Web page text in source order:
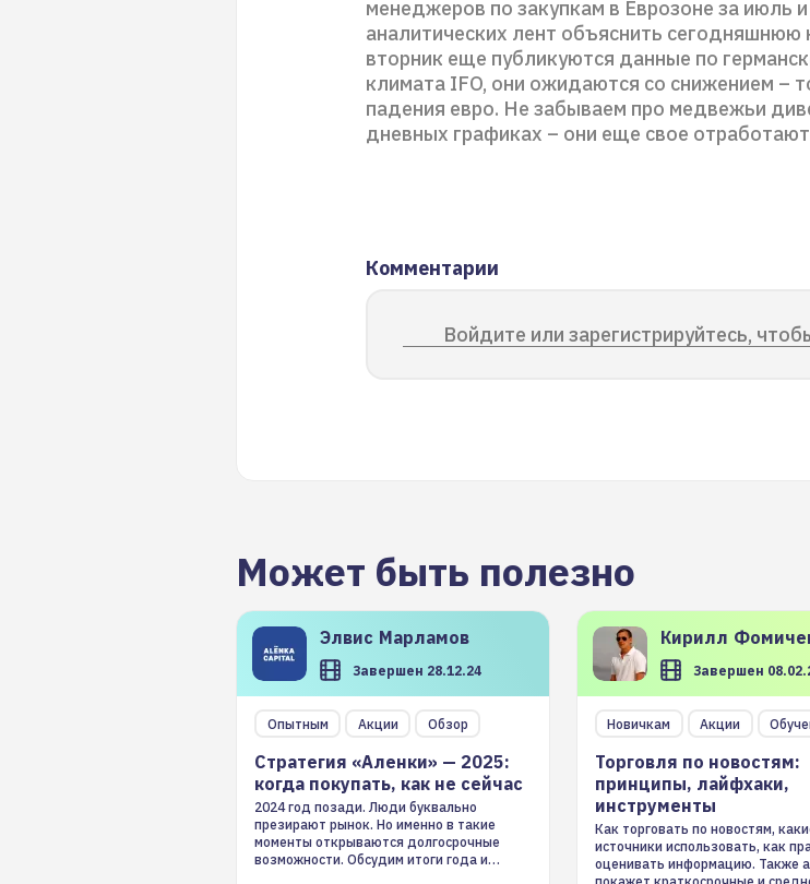
менеджеров по закупкам в Еврозоне за июль
аналитических лент объяснить сегодняшнюю
вторник еще публикуются данные по
климата IFO, они ожидаются со снижением –
падения евро. Не забываем про медвежьи
дневных графиках – они еще свое
Комментарии
Войдите или зарегистрируйтесь,
Может быть полезно
Элвис Марламов
Завершен 28.12.24
Опытным Акции Обзор
Стратегия «Аленки» — 2025:
когда покупать, как не сейчас
2024 год позади. Люди буквально
презирают рынок. Но именно в такие
моменты открываются долгосрочные
возможности. Обсудим итоги года и
Кирилл
Завершен
Новичкам Акции
Торговля по новостям:
принципы, лайфхаки,
инструменты
Как торговать по новостям,
источники использовать, как
оценивать информацию. Также